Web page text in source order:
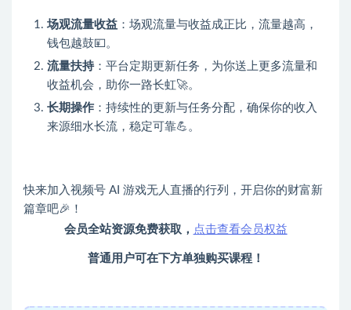
场观流量收益 ：场观流量与收益成正比，流量越高，
钱包越鼓💴。
流量扶持：平台定期更新任务，为你送上更多流量和
收益机会，助你一路长虹🚀。
长期操作 ：持续性的更新与任务分配，确保你的收入
来源细水长流，稳定可靠💪。
快来加入视频号 AI 游戏无人直播的行列，开启你的财富新
篇章吧🎉！
会员全站资源免费获取， 点击查看会员权益
普通用户可在下方单独购买课程！